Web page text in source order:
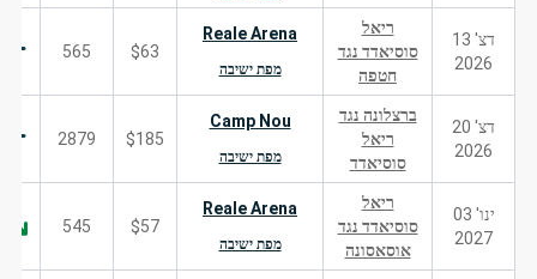
דצ' 13
2026
ריאל
סוסיאדד נגד
חטפה
Reale Arena
מפת ישיבה
$63
565
דצ' 20
2026
ברצלונה נגד
ריאל
סוסיאדד
Camp Nou
מפת ישיבה
$185
2879
ינו' 03
2027
ריאל
סוסיאדד נגד
אוסאסונה
Reale Arena
מפת ישיבה
$57
545